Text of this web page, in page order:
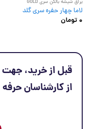
یراق شیشه بالکن سری GOLD
لاما چهار حفره سری گلد
0تومان
قبل از خرید، جهت
از کارشناسان